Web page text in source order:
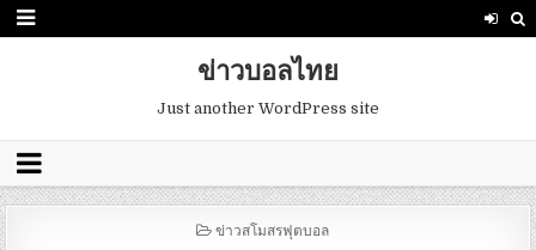
ข่าวบอลไทย
Just another WordPress site
POSTED
ข่าวสโมสรฟุตบอล